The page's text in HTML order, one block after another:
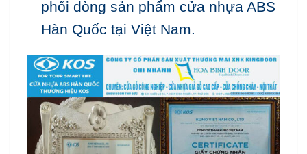
phối dòng sản phẩm cửa nhựa ABS
Hàn Quốc tại Việt Nam.